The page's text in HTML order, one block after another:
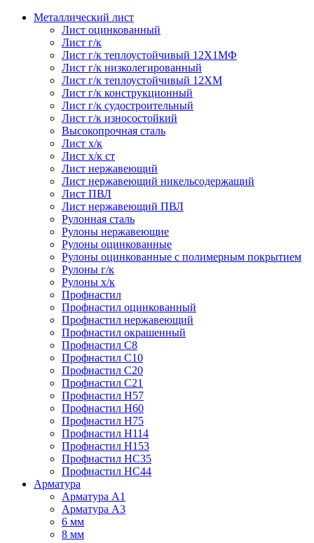
Металлический лист
Лист оцинкованный
Лист г/к
Лист г/к теплоустойчивый 12Х1МФ
Лист г/к низколегированный
Лист г/к теплоустойчивый 12ХМ
Лист г/к конструкционный
Лист г/к судостроительный
Лист г/к износостойкий
Высокопрочная сталь
Лист х/к
Лист х/к ст
Лист нержавеющий
Лист нержавеющий никельсодержащий
Лист ПВЛ
Лист нержавеющий ПВЛ
Рулонная сталь
Рулоны нержавеющие
Рулоны оцинкованные
Рулоны оцинкованные с полимерным покрытием
Рулоны г/к
Рулоны х/к
Профнастил
Профнастил оцинкованный
Профнастил нержавеющий
Профнастил окрашенный
Профнастил С8
Профнастил С10
Профнастил С20
Профнастил С21
Профнастил Н57
Профнастил Н60
Профнастил Н75
Профнастил Н114
Профнастил Н153
Профнастил НС35
Профнастил НС44
Арматура
Арматура А1
Арматура А3
6 мм
8 мм